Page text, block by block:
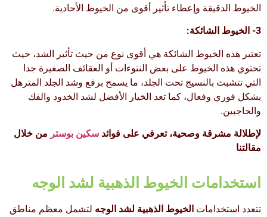
الخيوط الدقيقة وإعطاء تأثير أقوى من الخيوط الأحادية.
3- الخيوط الشائكة:
تعتبر هذه الخيوط الشائكة هي أقوى نوع من حيث تأثير الشد، حيث
تحتوي هذه الخيوط على بعض النتوءات أو العقائف الصغيرة جدا
التي تتشبث بالنسيج تحت الجلد، ما يسمح برفع وشد الجلد المترهل
بشكل فوري وفعال، كما تعد الخيار الأفضل لشد الخدود والفك
والحاجبين.
لإطلالة مشرقة وصحية، تعرفي على فوائد سكين بوستر من خلال
مقالتنا
استخدامات الخيوط الذهبية لشد الوجه
تتعدد استخدامات الخيوط الذهبية لشد الوجه لتشمل معظم مناطق